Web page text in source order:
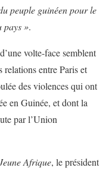
peuple guinéen pour le
pays ».
volte-face semblent
relations entre Paris et
des violences qui ont
en Guinée, et dont la
par l’Union
Afrique, le président